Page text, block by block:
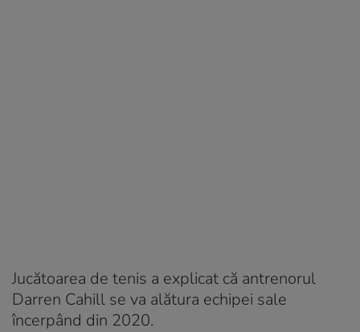
Jucătoarea de tenis a explicat că antrenorul
Darren Cahill se va alătura echipei sale
încerpând din 2020.